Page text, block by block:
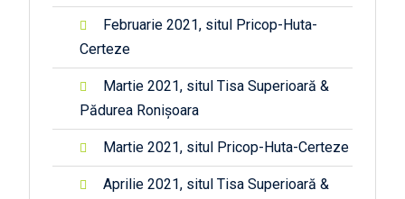
Februarie 2021, situl Pricop-Huta-
Certeze
Martie 2021, situl Tisa Superioară &
Pădurea Ronișoara
Martie 2021, situl Pricop-Huta-Certeze
Aprilie 2021, situl Tisa Superioară &